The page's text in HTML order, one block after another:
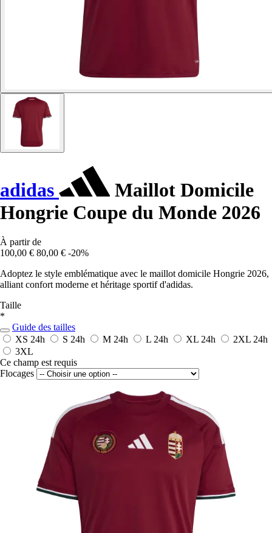
adidas
Maillot Domicile
Hongrie Coupe du Monde 2026
À partir de
100,00 € 80,00 € -20%
Adoptez le style emblématique avec le maillot domicile Hongrie 2026,
alliant confort moderne et héritage sportif d'adidas.
Taille
*
Guide des tailles
XS 24h S 24h M 24h L 24h XL 24h 2XL 24h
3XL
Ce champ est requis
Flocages